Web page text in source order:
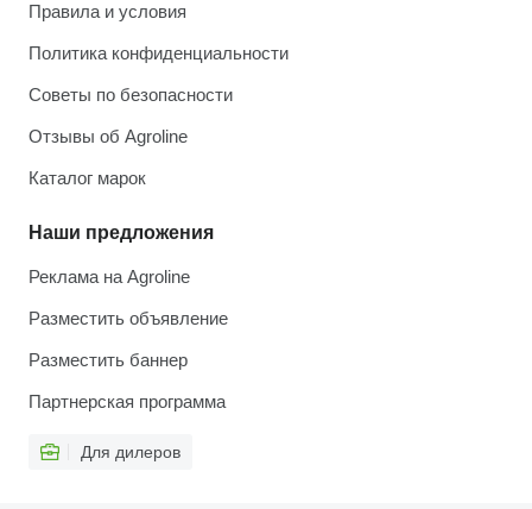
Правила и условия
Политика конфиденциальности
Советы по безопасности
Отзывы об Agroline
Каталог марок
Наши предложения
Реклама на Agroline
Разместить объявление
Разместить баннер
Партнерская программа
Для дилеров